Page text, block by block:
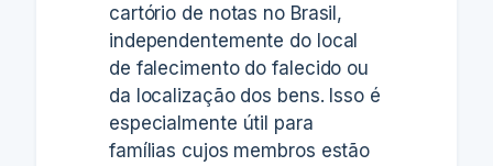
cartório de notas no Brasil ,
independentemente do local
de falecimento do falecido ou
da localização dos bens. Isso é
especialmente útil para
famílias cujos membros estão